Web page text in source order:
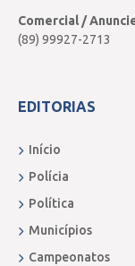
Comercial /
(89) 99927-2713
EDITORIAS
Início
Polícia
Política
Municípios
Campeonatos